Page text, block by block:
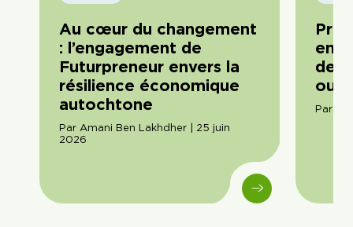
Au cœur du changement
: l’engagement de
Futurpreneur envers la
résilience économique
autochtone
Par Amani Ben Lakhdher | 25 juin
2026
ou
Par